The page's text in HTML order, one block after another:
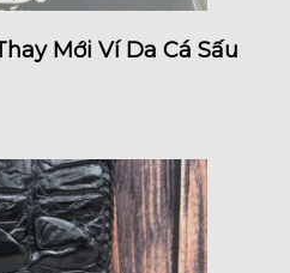
Mới Ví Da Cá Sấu